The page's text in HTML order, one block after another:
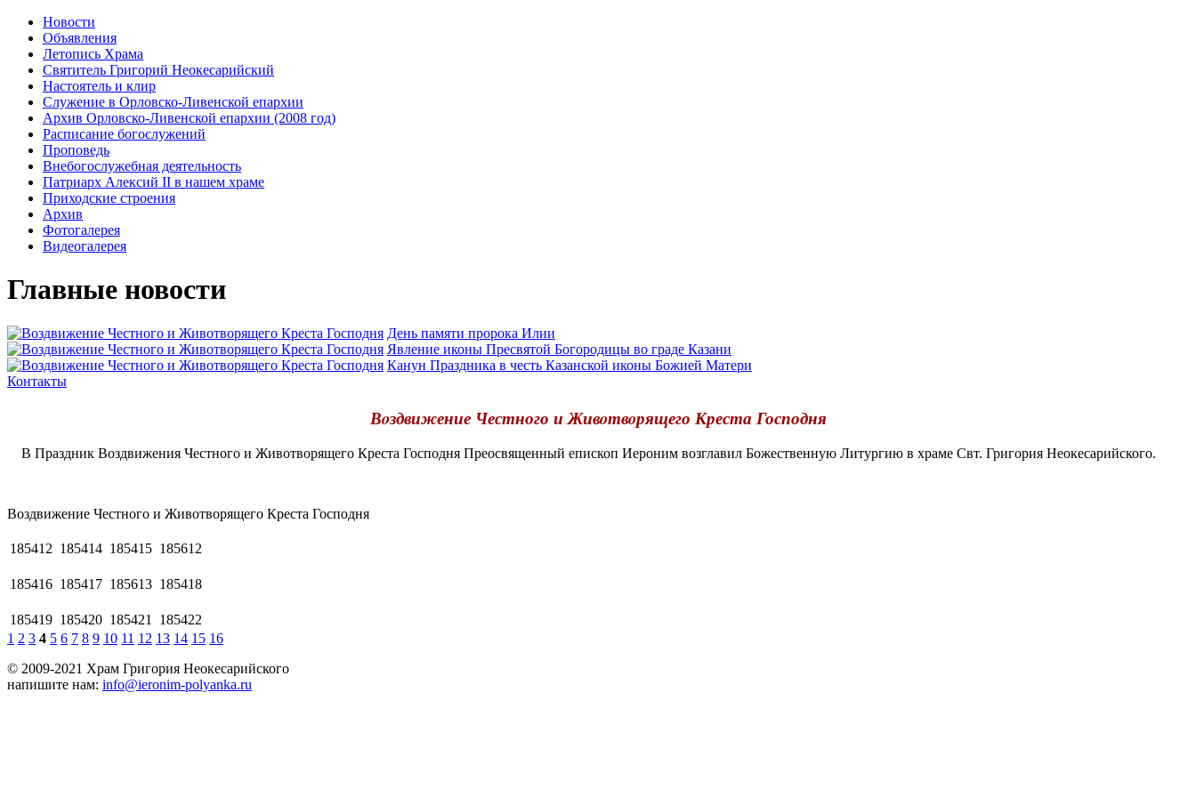
Новости
Объявления
Летопись Храма
Святитель Григорий Неокесарийский
Настоятель и клир
Служение в Орловско-Ливенской епархии
Архив Орловско-Ливенской епархии (2008 год)
Расписание богослужений
Проповедь
Внебогослужебная деятельность
Патриарх Алексий II в нашем храме
Приходские строения
Архив
Фотогалерея
Видеогалерея
Главные новости
День памяти пророка Илии
Явлeние иконы Пресвятой Богородицы во граде Казани
Канун Праздника в честь Казанской иконы Божией Матери
Контакты
Вoздвижение Честного и Живoтвoрящего Креста Господня
В Праздник Воздвижения Честного и Животворящего Креста Господня Преосвященный епископ Иероним возглавил Божественную Литургию в храме Свт. Григория Неокесарийского.
Вoздвижение Честного и Живoтвoрящего Креста Господня
185412 185414 185415 185612
185416 185417 185613 185418
185419 185420 185421
185422
1 2 3 4 5 6 7 8 9 10 11 12 13 14 15 16
© 2009-2021 Храм Григория Неокесарийского
напишите нам: info@ieronim-polyanka.ru